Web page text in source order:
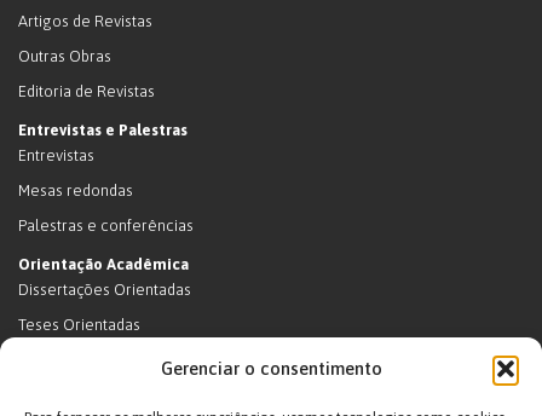
Gerenciar o consentimento
Artigos de Revistas
Outras Obras
Editoria de Revistas
Entrevistas e Palestras
Entrevistas
Mesas redondas
Palestras e conferências
Orientação Acadêmica
Dissertações Orientadas
Teses Orientadas
Livros (dissertações e teses)